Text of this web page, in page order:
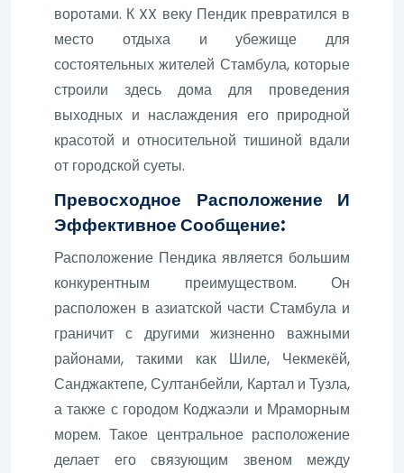
воротами. К XX веку Пендик превратился в
место отдыха и убежище для
состоятельных жителей Стамбула, которые
строили здесь дома для проведения
выходных и наслаждения его природной
красотой и относительной тишиной вдали
от городской суеты.
Превосходное Расположение И
Эффективное Сообщение:
Расположение Пендика является большим
конкурентным преимуществом. Он
расположен в азиатской части Стамбула и
граничит с другими жизненно важными
районами, такими как Шиле, Чекмекёй,
Санджактепе, Султанбейли, Картал и Тузла,
а также с городом Коджаэли и Мраморным
морем. Такое центральное расположение
делает его связующим звеном между